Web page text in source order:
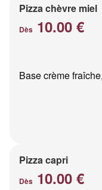
Pizza chèvre miel
Dès 10.00 €
Base crème
Pizza capri
Dès 10.00 €